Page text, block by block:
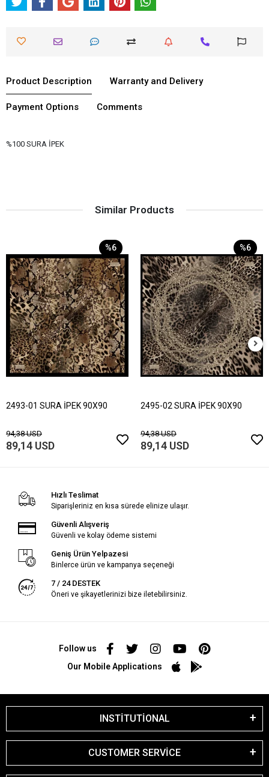
Product Description Warranty and Delivery
Payment Options Comments
%100 SURA İPEK
Similar Products
%6
2493-01 SURA İPEK 90X90
94,38 USD
89,14 USD
%6
2495-02 SURA İPEK 90X90
94,38 USD
89,14 USD
Hızlı Teslimat
Siparişleriniz en kısa sürede elinize ulaşır.
Güvenli Alışveriş
Güvenli ve kolay ödeme sistemi
Geniş Ürün Yelpazesi
Binlerce ürün ve kampanya seçeneği
7 / 24 DESTEK
Öneri ve şikayetlerinizi bize iletebilirsiniz.
Follow us
Our Mobile Applications
INSTİTUTİONAL
CUSTOMER SERVİCE